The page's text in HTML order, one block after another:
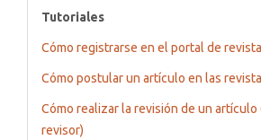
tutoriales
Tutoriales
Cómo registrarse en el portal de
Cómo postular un artículo en las
Cómo realizar la revisión de un artículo
revisor)